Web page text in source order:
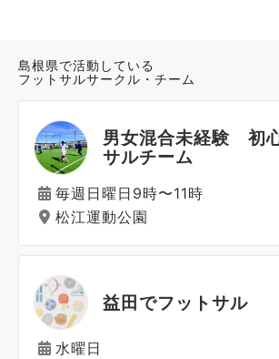
島根県で活動している
フットサルサークル・チーム
男女混合未経験 初
サルチーム
毎週日曜日9時〜11時
松江運動公園
益田でフットサル
水曜日